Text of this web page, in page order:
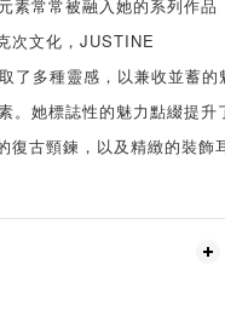
素常常被融入她的系列作品
次文化，JUSTINE
了多種靈感，以兼收並蓄的
。她標誌性的魅力點綴提升
復古頸鍊，以及精緻的裝飾